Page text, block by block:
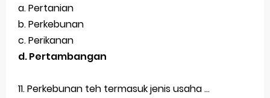
a. Pertanian
b. Perkebunan
c. Perikanan
d. Pertambangan
11. Perkebunan teh termasuk jenis usaha ...